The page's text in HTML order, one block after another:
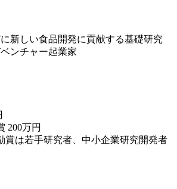
新しい食品開発に貢献する基礎研究
ンチャー起業家
200万円
賞は若手研究者、中小企業研究開発者